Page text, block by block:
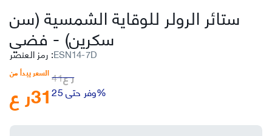
ستائر الرولر للوقاية الشمسية (سن
سكرين) - فضي
:ESN14-7D
السعر يبدأ من
ر ع31
ر ع41
وفر حتى 25%